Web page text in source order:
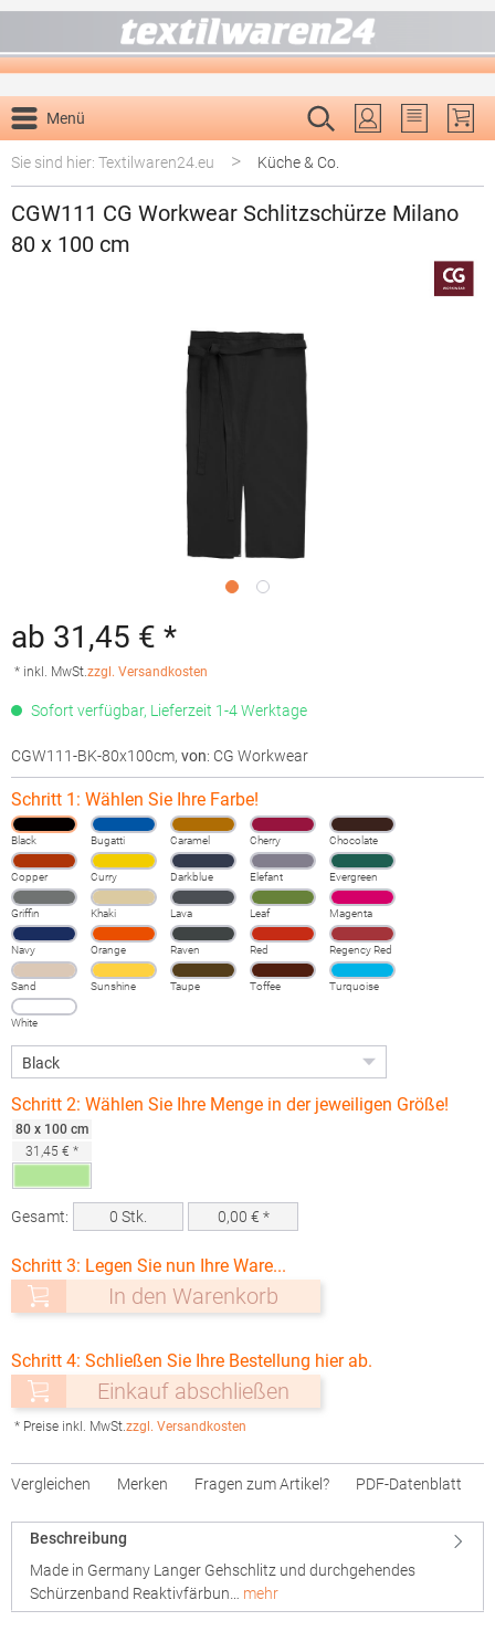
Menü
Du hast 0
Sie sind hier: Textilwaren24.eu
> Küche & Co.
CGW111 CG Workwear Schlitzschürze Milano
80 x 100 cm
ab 31,45 € *
* inkl. MwSt.zzgl. Versandkosten
Sofort verfügbar, Lieferzeit 1-4 Werktage
CGW111-BK-80x100cm, von: CG Workwear
Schritt 1: Wählen Sie Ihre Farbe!
Black Bugatti Caramel Cherry Chocolate
Copper Curry Darkblue Elefant Evergreen
Griffin Khaki Lava Leaf Magenta
Navy Orange Raven Red Regency Red
Sand Sunshine Taupe Toffee Turquoise
White
Schritt 2: Wählen Sie Ihre Menge in der jeweiligen Größe!
80 x 100 cm
31,45 € *
Gesamt: 0 Stk. 0,00 € *
Schritt 3: Legen Sie nun Ihre Ware...
In den Warenkorb
Schritt 4: Schließen Sie Ihre Bestellung hier ab.
Einkauf abschließen
* Preise inkl. MwSt.zzgl. Versandkosten
Vergleichen Merken Fragen zum Artikel? PDF-Datenblatt
Beschreibung
Made in Germany Langer Gehschlitz und durchgehendes
Schürzenband Reaktivfärbun… mehr